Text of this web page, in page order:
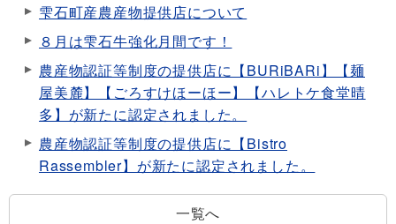
雫石町産農産物提供店について
８月は雫石牛強化月間です！
農産物認証等制度の提供店に【BURiBARi】【麺
屋美麓】【ごろすけほーほー】【ハレトケ食堂晴
多】が新たに認定されました。
農産物認証等制度の提供店に【Bistro
Rassembler】が新たに認定されました。
一覧へ